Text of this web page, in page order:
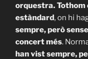
orquestra. Tothom
estàndard, on hi
sempre, però
concert més.
han vist sempre,